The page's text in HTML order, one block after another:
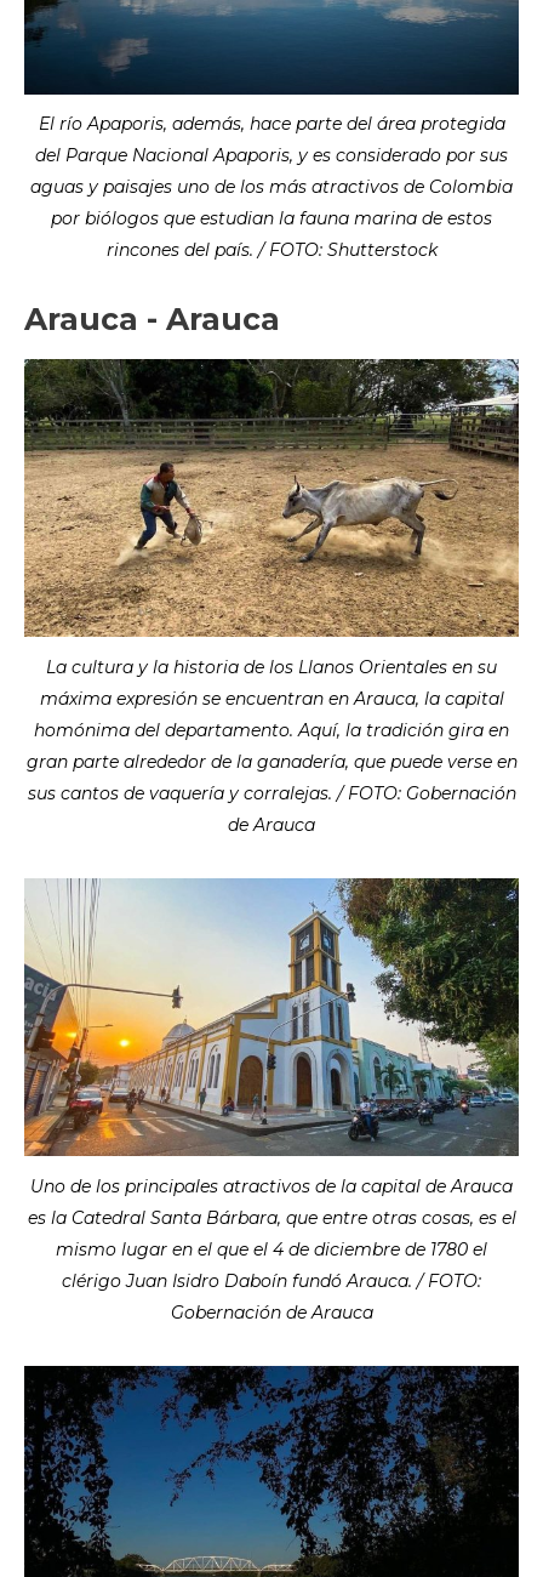
El río Apaporis, además, hace parte del área protegida
del Parque Nacional Apaporis, y es considerado por sus
aguas y paisajes uno de los más atractivos de Colombia
por biólogos que estudian la fauna marina de estos
rincones del país. / FOTO: Shutterstock
Arauca - Arauca
La cultura y la historia de los Llanos Orientales en su
máxima expresión se encuentran en Arauca, la capital
homónima del departamento. Aquí, la tradición gira en
gran parte alrededor de la ganadería, que puede verse en
sus cantos de vaquería y corralejas. / FOTO: Gobernación
de Arauca
Uno de los principales atractivos de la capital de Arauca
es la Catedral Santa Bárbara, que entre otras cosas, es el
mismo lugar en el que el 4 de diciembre de 1780 el
clérigo Juan Isidro Daboín fundó Arauca. / FOTO:
Gobernación de Arauca